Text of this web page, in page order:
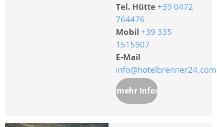
Tel. Hütte +39 0472
764476
Mobil +39 335
1515907
E-Mail
info@hotelbrenner24.com
mehr Infos